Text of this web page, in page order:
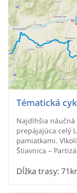
Tématická
Najdlhšia náučná
prepájajúca celý
pamiatkami.
Štiavnica –
Liptovský Peter –
Dĺžka trasy: